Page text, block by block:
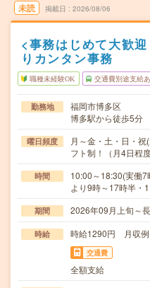
未読 掲載日 2026/08/06
<事務はじめて大歓
りカンタン事務
職種未経験OK 交通費別途支給
勤務地
福岡市博多区
博多駅から徒歩5分
曜日頻度
月～金・土・日・
フト制！（月4日程
時間
10:00～18:30(実働
より9時～17時半・
期間 2026年09月上旬～
時給 時給1290円 月収例
交通費
全額支給